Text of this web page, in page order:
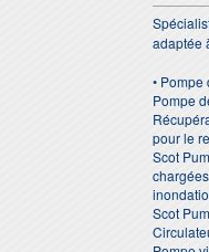
adaptée
•
Pompe
pour le
Scot
Scot